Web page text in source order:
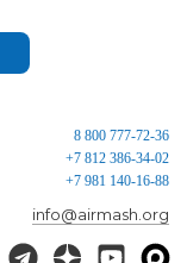
8 800 777-72-36
+7 812 386-34-02
+7 981 140-16-88
info@airmash.org